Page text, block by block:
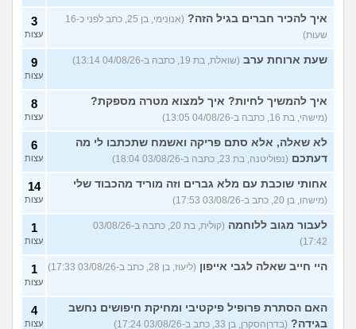
עוד שאלות חדשות במדוראיך להכיר חברים בגיל הזה?
(אנונימי, בן 25, כתב לפני כ-16
שעות)
3
עצות
שעת ארוחת ערב (שואלת, בת 19, כתבה ב-04/08/26 13:14) 9
עצות
איך להמשיך לחיות? איך למצוא מטרה מספקת?
(מישהי, בת 16, כתבה ב-04/08/26 13:05)
8
עצות
לא שאלה, אלא סתם פריקה ואשמח שתכתבו לי מה
דעתכם (נפוליטנה, בת 23, כתבה ב-03/08/26 18:04)
6
עצות
אחותי שוכבת עם מלא גברים וזה מוריד מהכבוד שלי
(מישהו, בן 20, כתב ב-03/08/26 17:53)
14
עצות
לעבור מגוב ללוחמה
(קולית, בת 20, כתבה ב-03/08/26
17:42)
1
עצות
היי חייב שאלה לגבי אייפון (ליעוז, בן 28, כתב ב-03/08/26 17:33) 1
עצות
האם הסתרת פרופיל פיקטיבי ומחיקת חיפושים נחשב
בגידה? (בדרןהסקרן, בן 33, כתב ב-03/08/26 17:24)
4
עצות